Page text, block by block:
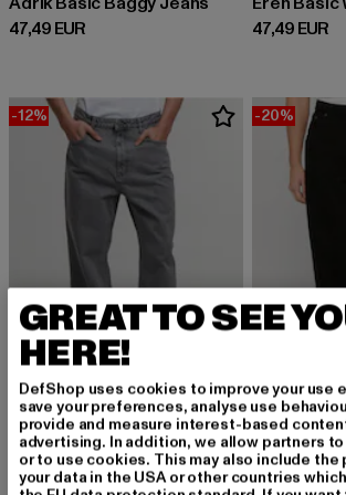
47,49 EUR
Derzeitiger Preis: 47,49 EUR
47,49 EUR
Derzeitiger
-12%
2Y STUDIOS
Adrik Basic Baggy Jeans
-20%
JJ Baggy
GREAT TO SEE
HERE!
DefShop uses cookies to improve your use
save your preferences, analyse use
provide and measure interest-based
advertising. In addition, we allow partners
or to use cookies. This may also include
your data in the USA or other countries